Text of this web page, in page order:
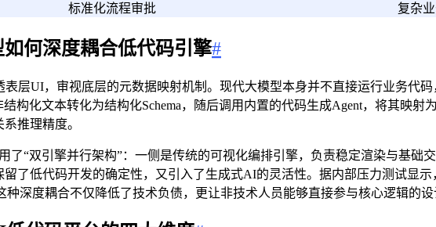
标准化流程审批 复杂
何深度耦合低代码引擎#
表层UI，审视底层的元数据映射机制。现代大模型本身并不直接运行业务代
结构化文本转化为结构化Schema，随后调用内置的代码生成Agent，将其映
推理精度。
了“双引擎并行架构”：一侧是传统的可视化编排引擎，负责稳定渲染与基
了低代码开发的确定性，又引入了生成式AI的灵活性。据内部压力测试显
深度耦合不仅降低了技术负债，更让非技术人员能够直接参与核心逻辑的设